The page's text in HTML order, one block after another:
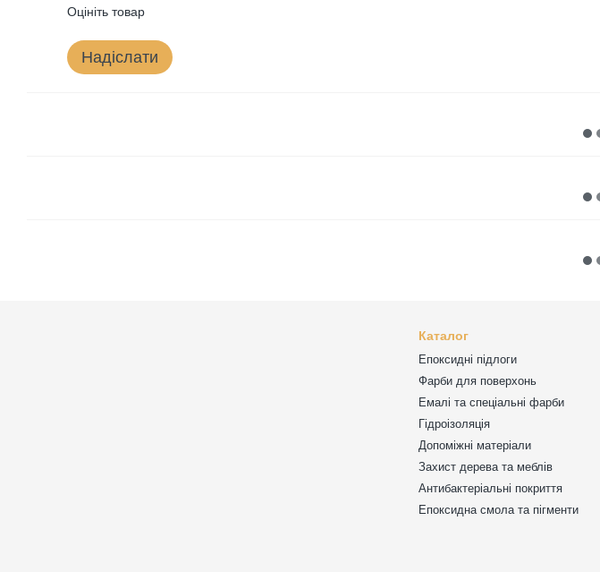
Оцініть товар
Надіслати
Каталог
Епоксидні підлоги
Фарби для поверхонь
Емалі та спеціальні фарби
Гідроізоляція
Допоміжні матеріали
Захист дерева та меблів
Антибактеріальні покриття
Епоксидна смола та пігменти